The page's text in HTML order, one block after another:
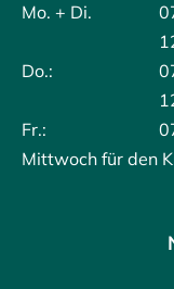
Mo. + Di.
Do.:
Fr.:
Mittwoch für den